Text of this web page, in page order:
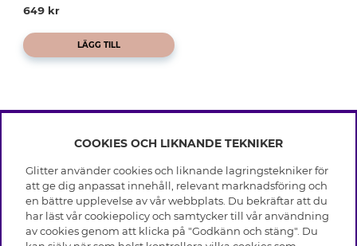
649 kr
LÄGG TILL
INFO
Leverans
Villkor
Integritetspolicy
Cookies
OM GLITTER
Black Friday
Våra butiker
HJÄLP
COOKIES OCH LIKNANDE TEKNIKER
Glitter använder cookies och liknande lagringstekniker för
att ge dig anpassat innehåll, relevant marknadsföring och
en bättre upplevelse av vår webbplats. Du bekräftar att du
har läst vår cookiepolicy och samtycker till vår användning
av cookies genom att klicka på "Godkänn och stäng". Du